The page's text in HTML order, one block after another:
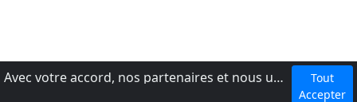
Avec votre accord, nos partenaires et nous utilisons des cookies ou technologies similaires pour stocker et accéder à vos informations personnelles, comme votre visite sur ce site.
Tout
Accepter